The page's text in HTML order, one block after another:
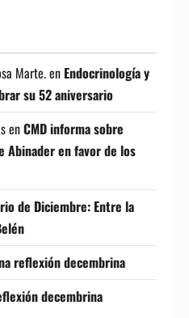
Marte.en Endocrinología y
su 52 aniversario
enCMD informa sobre
en favor de los
de Diciembre: Entre la
reflexión decembrina
decembrina